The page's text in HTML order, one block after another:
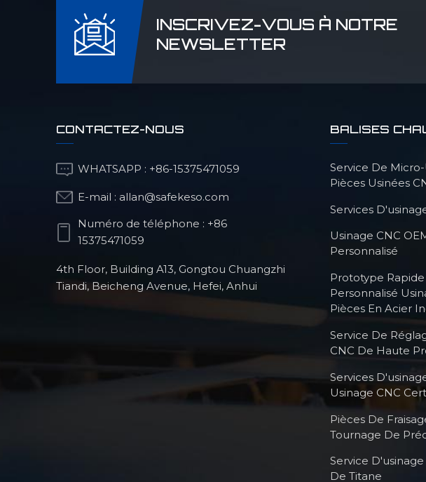
Pièces de machines
pour l'industrie
pétrolière et
précision pour
Partie de structure
Pièces de fraisage
CNC pour robots
orthopédiques
INSCRIVEZ-VOUS À NOTRE
NEWSLETTER
CONTACTEZ-NOUS
WHATSAPP : +86-15375471059
E-mail : allan@safekeso.com
Numéro de téléphone : +86
15375471059
4th Floor, Building A13, Gongtou Chuangzhi
Tiandi, Beicheng Avenue, Hefei, Anhui
BALISES
Service De
Pièces Usinées
Services
Usinage CNC
Personnalisé
Prototype Rapide
Personnalisé
Pièces En Acier
Service De
CNC De Haute
Services
Usinage CNC
Pièces De
Tournage De
Service
De Titane